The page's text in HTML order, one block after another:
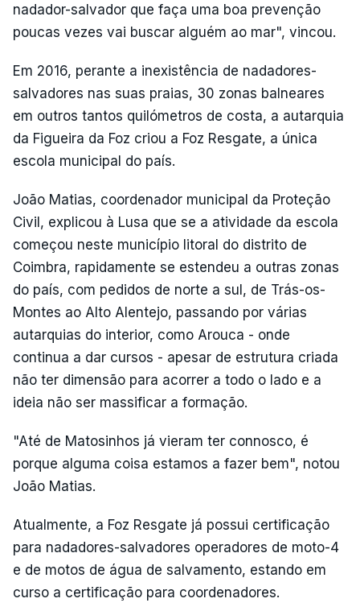
nadador-salvador que faça uma boa prevenção
poucas vezes vai buscar alguém ao mar", vincou.
Em 2016, perante a inexistência de nadadores-
salvadores nas suas praias, 30 zonas balneares
em outros tantos quilómetros de costa, a autarquia
da Figueira da Foz criou a Foz Resgate, a única
escola municipal do país.
João Matias, coordenador municipal da Proteção
Civil, explicou à Lusa que se a atividade da escola
começou neste município litoral do distrito de
Coimbra, rapidamente se estendeu a outras zonas
do país, com pedidos de norte a sul, de Trás-os-
Montes ao Alto Alentejo, passando por várias
autarquias do interior, como Arouca - onde
continua a dar cursos - apesar de estrutura criada
não ter dimensão para acorrer a todo o lado e a
ideia não ser massificar a formação.
"Até de Matosinhos já vieram ter connosco, é
porque alguma coisa estamos a fazer bem", notou
João Matias.
Atualmente, a Foz Resgate já possui certificação
para nadadores-salvadores operadores de moto-4
e de motos de água de salvamento, estando em
curso a certificação para coordenadores.